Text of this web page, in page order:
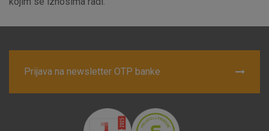
Prijava na newsletter OTP banke